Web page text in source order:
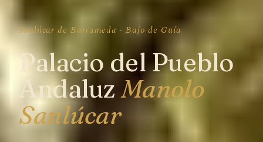
Sanlúcar de Barrameda · Bajo de Guía
Palacio del Pueblo
AndaluzManolo
Sanlúcar